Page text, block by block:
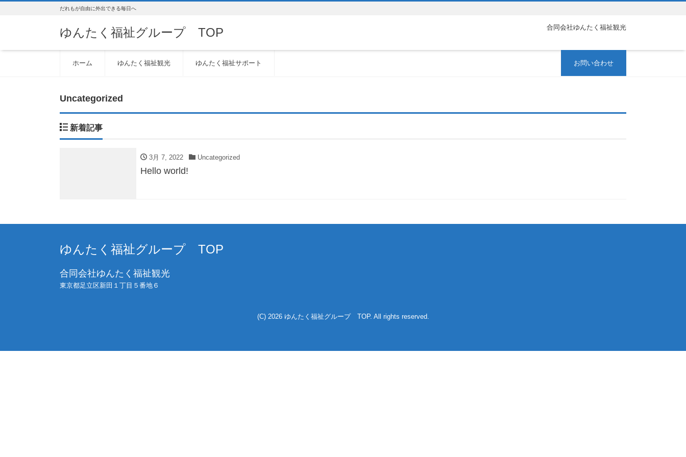
だれもが自由に外出できる毎日へ
ゆんたく福祉グループ TOP 合同会社ゆんたく福祉観光
ホーム ゆんたく福祉観光 ゆんたく福祉サポート お問い合わせ
Uncategorized
新着記事
3月 7, 2022 Uncategorized
Hello world!
ゆんたく福祉グループ TOP
合同会社ゆんたく福祉観光
東京都足立区新田１丁目５番地６
(C) 2026 ゆんたく福祉グループ TOP. All rights reserved.